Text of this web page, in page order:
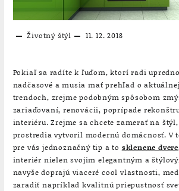
Životný štýl 11. 12. 2018
Pokiaľ sa radíte k ľuďom, ktorí radi
nadčasové a musia mať prehľad o
trendoch, zrejme podobným spôsobom
zariaďovaní, renovácii, poprípade
interiéru. Zrejme sa chcete zamerať na
prostredia vytvoril modernú domácnosť. V
pre vás jednoznačný tip a to sklenene dvere
interiér nielen svojim elegantným a
navyše doprajú viaceré cool vlastnosti,
zaradiť napríklad kvalitnú priepustnosť